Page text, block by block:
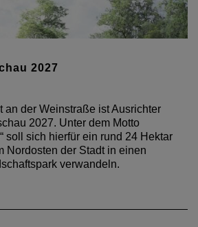
2027
an der Weinstraße ist Ausrichter
2027. Unter dem Motto
soll sich hierfür ein rund 24 Hektar
Nordosten der Stadt in einen
verwandeln.